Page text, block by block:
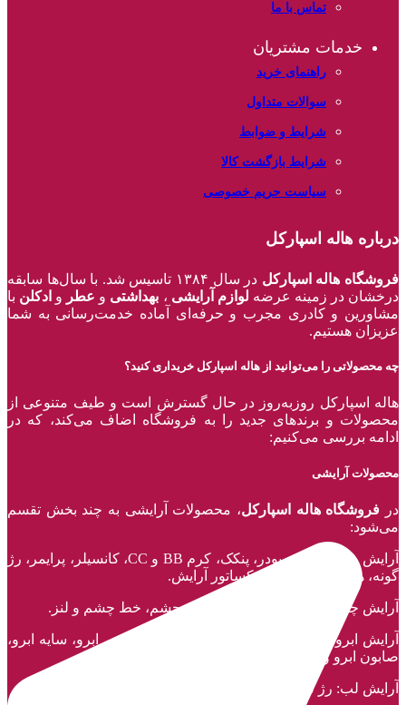
تماس با ما
خدمات مشتریان
راهنمای خرید
سوالات متداول
شرایط و ضوابط
شرایط بازگشت کالا
سیاست حریم خصوصی
درباره هاله اسپارکل
فروشگاه هاله اسپارکل
در سال ۱۳۸۴ تاسیس شد. با سال‌ها سابقه
درخشان در زمینه عرضه لوازم آرایشی ، بهداشتی و عطر و ادکلن با
مشاورین و کادری مجرب و حرفه‌ای آماده خدمت‌رسانی به شما
عزیزان هستیم.
چه محصولاتی را می‌توانید از هاله اسپارکل خریداری کنید؟
هاله اسپارکل روزبه‌روز در حال گسترش است و طیف متنوعی از
محصولات و برند‌های جدید را به فروشگاه اضاف می‌کند، که در
ادامه بررسی می‌کنیم:
محصولات آرایشی
در فروشگاه هاله اسپارکل، محصولات آرایشی به چند بخش تقسم
می‌شود:
آرایش صورت: کرم پودر، پنکک، کرم BB و CC، کانسیلر، پرایمر، رژ‌
گونه، هایلایتر، کانتور و فیکساتور آرایش.
آرایش چشم: ریمل، سایه چشم، مداد چشم، خط چشم و لنز.
آرایش ابرو: ریمل ابرو، مداد ابرو، ماژیک ابرو، پودر ابرو، سایه ابرو،
صابون ابرو و ژل ابرو.
آرایش لب: رژ لب، مداد لب، خط لب، بالم لب.